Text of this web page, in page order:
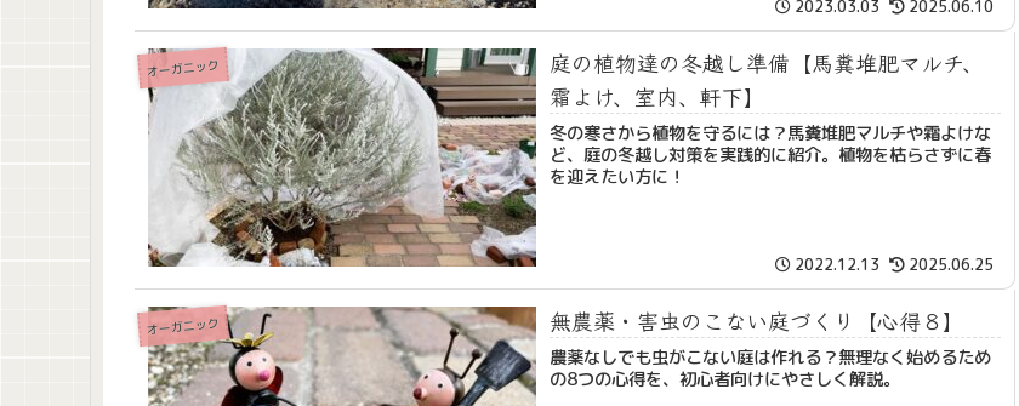
2023.03.03 2025.06.10
オーガニック
庭の植物達の冬越し準備【馬糞堆肥マルチ、
霜よけ、室内、軒下】
冬の寒さから植物を守るには？馬糞堆肥マルチや霜よけな
ど、庭の冬越し対策を実践的に紹介。植物を枯らさずに春
を迎えたい方に！
2022.12.13 2025.06.25
オーガニック 無農薬・害虫のこない庭づくり【心得８】
農薬なしでも虫がこない庭は作れる？無理なく始めるため
の8つの心得を、初心者向けにやさしく解説。